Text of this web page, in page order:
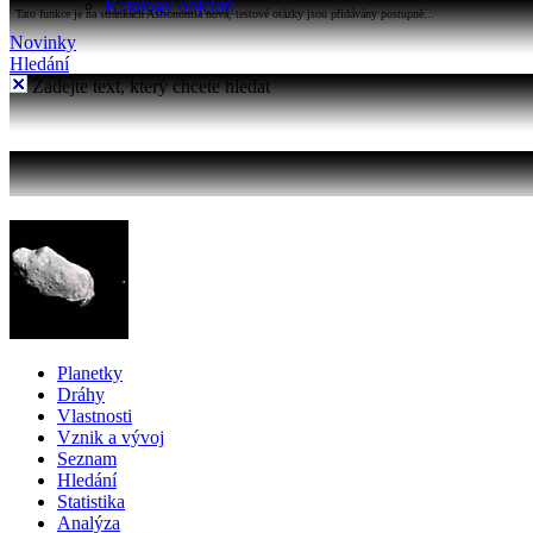
Katalogy objektů
Tato funkce je na stránkách Astronomia nová, testové otázky jsou přidávány postupně...
Novinky
Hledání
Zadejte text, který chcete hledat
Planetky
Dráhy
Vlastnosti
Vznik a vývoj
Seznam
Hledání
Statistika
Analýza